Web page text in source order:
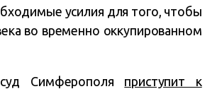
усилия для того, чтобы
во временно оккупированном
Симферополя приступит к